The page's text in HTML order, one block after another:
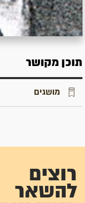
תוכן מקושר
מושגים
רוצים
להשאר